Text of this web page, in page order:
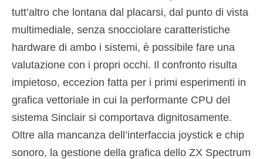
tutt’altro che lontana dal placarsi, dal punto di vista
multimediale, senza snocciolare caratteristiche
hardware di ambo i sistemi, è possibile fare una
valutazione con i propri occhi. Il confronto risulta
impietoso, eccezion fatta per i primi esperimenti in
grafica vettoriale in cui la performante CPU del
sistema Sinclair si comportava dignitosamente.
Oltre alla mancanza dell’interfaccia joystick e chip
sonoro, la gestione della grafica dello ZX Spectrum